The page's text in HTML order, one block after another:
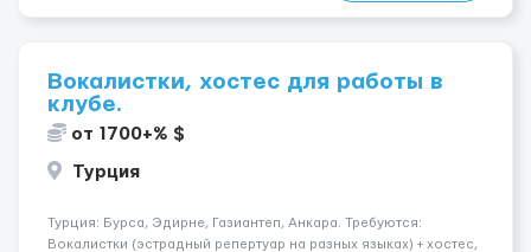
Вокалистки, хостес для работы в
клубе.
от 1700+% $
Турция
Турция: Бурса, Эдирне, Газиантеп, Анкара. Требуются:
Вокалистки (эстрадный репертуар на разных языках) + хостеc,